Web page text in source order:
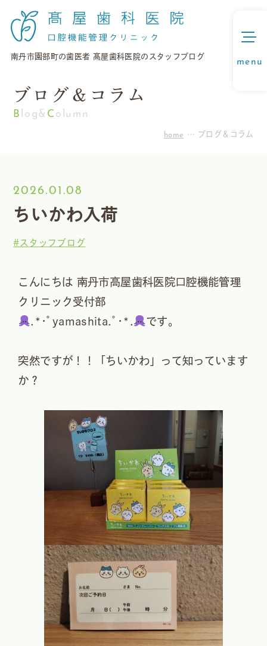
南丹市園部町の歯医者 髙屋歯科医院のスタッフブログ
ブログ＆コラム
Blog& Column
home ブログ＆コラム
2026.01.08
ちいかわ入荷
#スタッフブログ
こんにちは 南丹市高屋歯科医院口腔機能管理
クリニック受付部
.*･ﾟyamashita.ﾟ･*.
です。
突然ですが！！「ちいかわ」って知っています
か？